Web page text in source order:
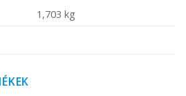
1,703 kg